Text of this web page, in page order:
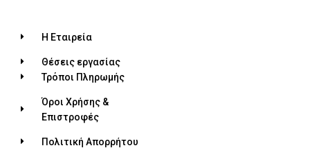
Η Εταιρεία
Θέσεις εργασίας
Τρόποι Πληρωμής
Όροι Χρήσης &
Επιστροφές
Πολιτική Απορρήτου